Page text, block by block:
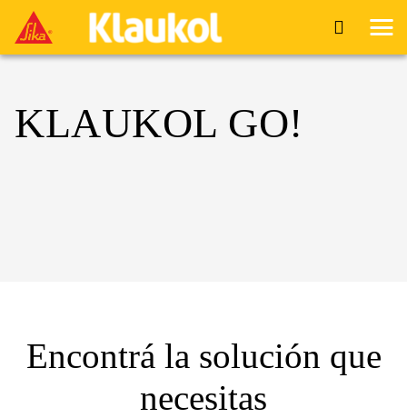
KLAUKOL GO!
Encontrá la solución que
necesitas